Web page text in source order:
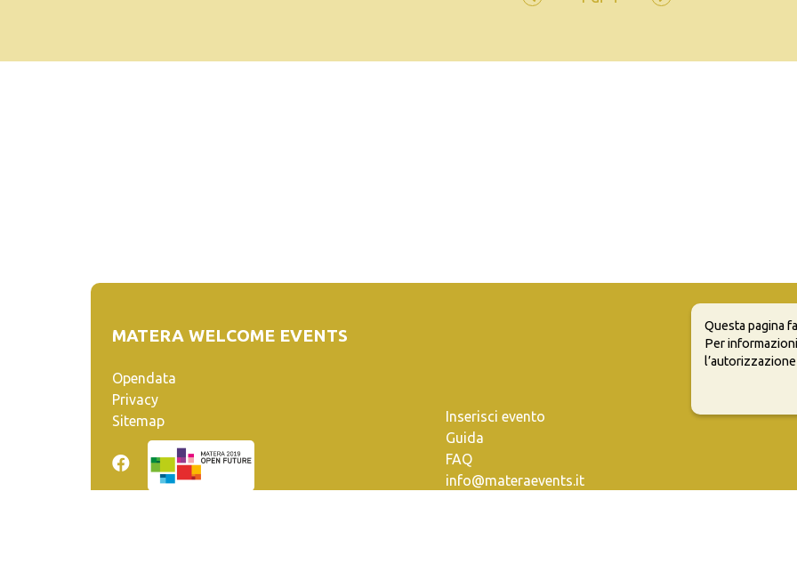
MATERA WELCOME EVENTS
Opendata
Privacy
Sitemap
Inserisci evento
Guida
FAQ
info@materaevents.it
Questa pagina
Per